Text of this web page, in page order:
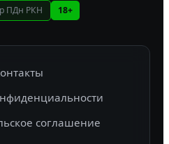
ПДн РКН 18+
соглашение